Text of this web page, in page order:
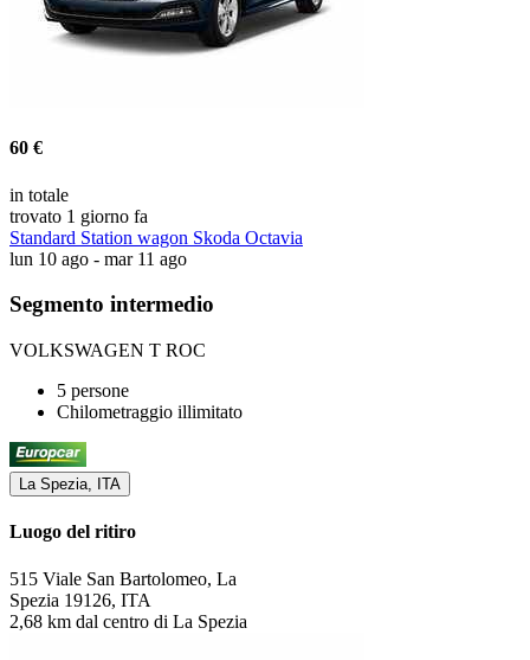
60 €
in totale
trovato 1 giorno fa
Standard Station wagon Skoda Octavia
lun 10 ago - mar 11 ago
Segmento intermedio
VOLKSWAGEN T ROC
5 persone
Chilometraggio illimitato
La Spezia, ITA
Luogo del ritiro
515 Viale San Bartolomeo, La
Spezia 19126, ITA
2,68 km dal centro di La Spezia